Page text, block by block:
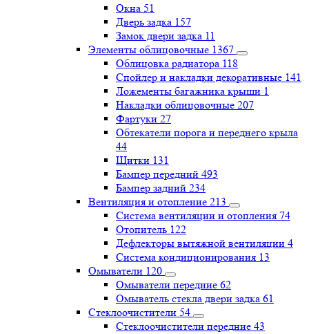
Окна 51
Дверь задка 157
Замок двери задка 11
Элементы облицовочные 1367
Облицовка радиатора 118
Спойлер и накладки декоративные 141
Ложементы багажника крыши 1
Накладки облицовочные 207
Фартуки 27
Обтекатели порога и переднего крыла
44
Щитки 131
Бампер передний 493
Бампер задний 234
Вентиляция и отопление 213
Система вентиляции и отопления 74
Отопитель 122
Дефлекторы вытяжной вентиляции 4
Система кондиционирования 13
Омыватели 120
Омыватели передние 62
Омыватель стекла двери задка 61
Стеклоочистители 54
Стеклоочистители передние 43